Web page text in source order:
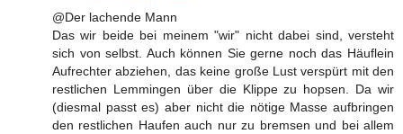
@Der lachende Mann
Das wir beide bei meinem "wir" nicht dabei sind, versteht
sich von selbst. Auch können Sie gerne noch das Häuflein
Aufrechter abziehen, das keine große Lust verspürt mit den
restlichen Lemmingen über die Klippe zu hopsen. Da wir
(diesmal passt es) aber nicht die nötige Masse aufbringen
den restlichen Haufen auch nur zu bremsen und bei allem